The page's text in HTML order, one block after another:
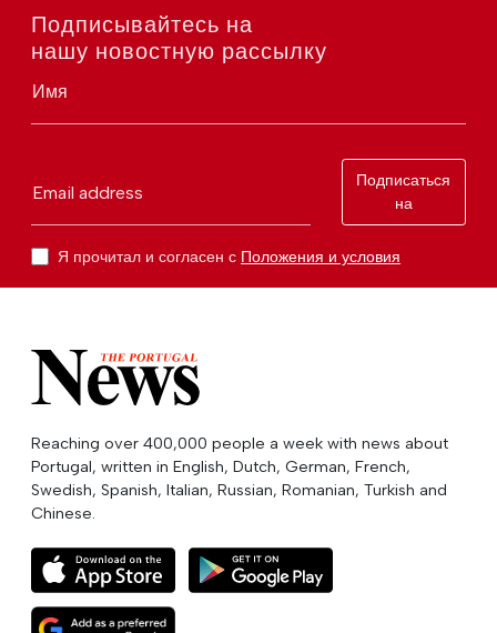
Подписывайтесь на
нашу новостную рассылку
Имя
Email address
Подписаться
на
Я прочитал и согласен с Положения и условия
Reaching over 400,000 people a week with news about
Portugal, written in English, Dutch, German, French,
Swedish, Spanish, Italian, Russian, Romanian, Turkish and
Chinese.